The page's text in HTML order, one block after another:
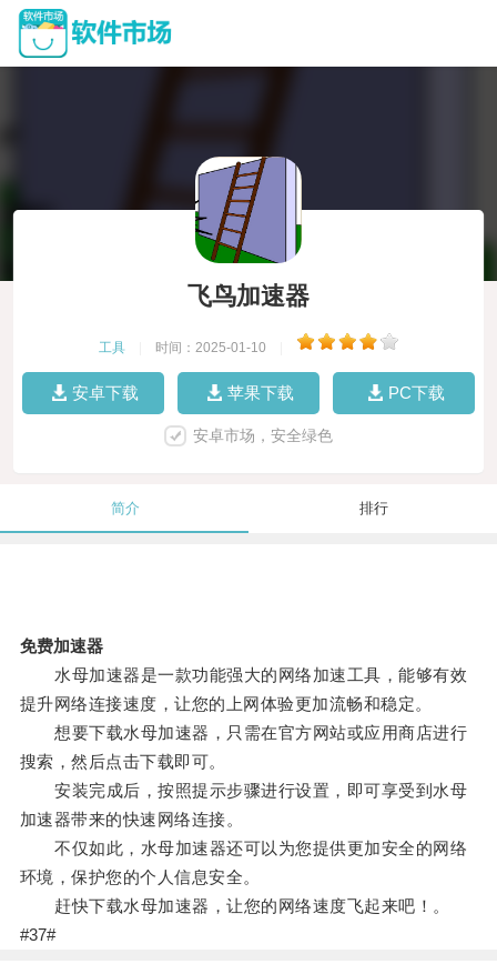
飞鸟加速器
工具 时间：2025-01-10
安卓下载 苹果下载 PC下载
安卓市场，安全绿色
简介 排行
免费加速器
水母加速器是一款功能强大的网络加速工具，能够有效
提升网络连接速度，让您的上网体验更加流畅和稳定。
想要下载水母加速器，只需在官方网站或应用商店进行
搜索，然后点击下载即可。
安装完成后，按照提示步骤进行设置，即可享受到水母
加速器带来的快速网络连接。
不仅如此，水母加速器还可以为您提供更加安全的网络
环境，保护您的个人信息安全。
赶快下载水母加速器，让您的网络速度飞起来吧！。
#37#